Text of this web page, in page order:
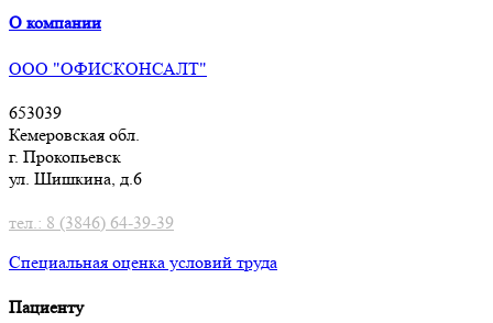
О компании
ООО "ОФИСКОНСАЛТ"
653039
Кемеровская обл.
г. Прокопьевск
ул. Шишкина, д.6
тел.: 8 (3846) 64-39-39
Специальная оценка условий труда
Пациенту